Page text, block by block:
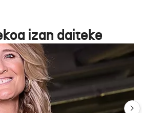
izan daiteke